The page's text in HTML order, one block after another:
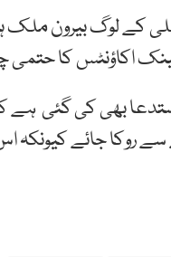
کے لوگ بیرون ملک
اکاؤنٹس کا حتمی
بھی کی گئی ہے
روکا جائے